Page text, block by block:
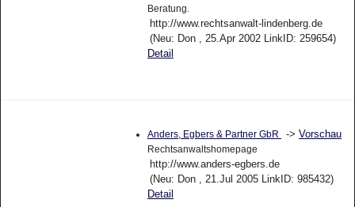
Beratung.
http://www.rechtsanwalt-lindenberg.de
(Neu: Don , 25.Apr 2002 LinkID: 259654)
Detail
Anders, Egbers & Partner GbR -> Vorschau
Rechtsanwaltshomepage
http://www.anders-egbers.de
(Neu: Don , 21.Jul 2005 LinkID: 985432)
Detail